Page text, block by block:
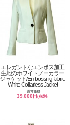
エレガントなエンボス加工
生地のホワイトノーカラー
ジャケット/Embossing fabric
White Collarless Jacket
通常価格
39,000円(税別)